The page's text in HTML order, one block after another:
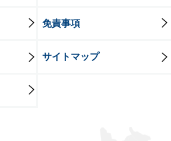
免責事項
サイトマップ